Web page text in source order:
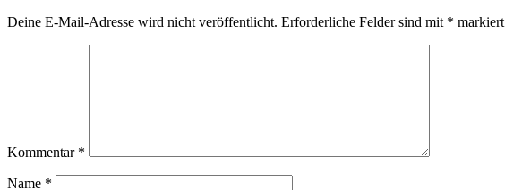
Deine E-Mail-Adresse wird nicht veröffentlicht. Erforderliche Felder sind mit * markiert
Kommentar *
Name *